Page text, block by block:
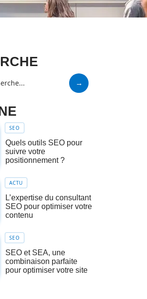
SEO
Quels outils SEO pour
suivre votre
positionnement ?
ACTU
L’expertise du consultant
SEO pour optimiser votre
contenu
SEO
SEO et SEA, une
combinaison parfaite
pour optimiser votre site